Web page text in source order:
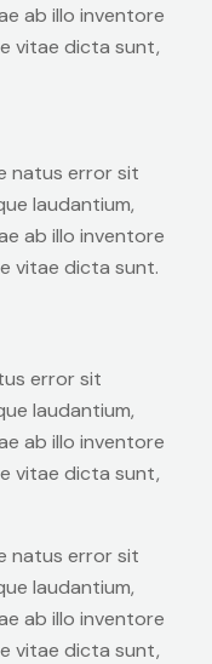
ab illo inventore
vitae dicta sunt,
natus error sit
laudantium,
ab illo inventore
vitae dicta sunt.
error sit
laudantium,
ab illo inventore
vitae dicta sunt,
natus error sit
laudantium,
ab illo inventore
vitae dicta sunt,